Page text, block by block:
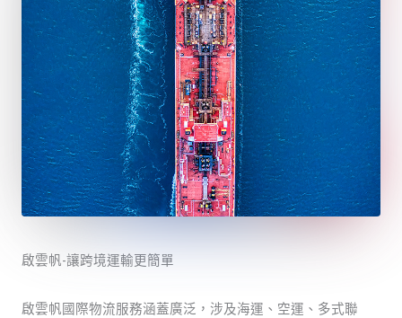
啟雲帆-讓跨境運輸更簡單
啟雲帆國際物流服務涵蓋廣泛，涉及海運、空運、多式聯